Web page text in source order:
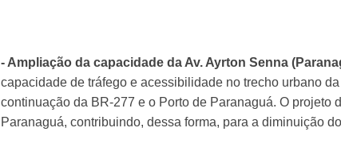
- Ampliação da capacidade da Av. Ayrton Senna
capacidade de tráfego e acessibilidade no trecho urbano
continuação da BR-277 e o Porto de Paranaguá. O projeto
Paranaguá, contribuindo, dessa forma, para a diminuição